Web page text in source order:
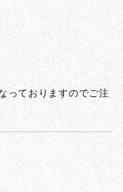
ておりますのでご注